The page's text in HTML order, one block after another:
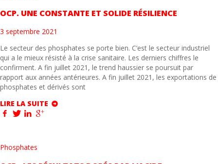
OCP. UNE CONSTANTE ET SOLIDE RÉSILIENCE
3 septembre 2021
Le secteur des phosphates se porte bien. C’est le secteur industriel
qui a le mieux résisté à la crise sanitaire. Les derniers chiffres le
confirment. A fin juillet 2021, le trend haussier se poursuit par
rapport aux années antérieures. A fin juillet 2021, les exportations de
phosphates et dérivés sont
LIRE LA SUITE
Phosphates